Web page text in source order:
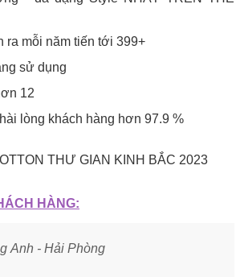
ra mỗi năm tiến tới 399+
sử dụng
12
lòng khách hàng hơn 97.9 %
THƯ GIAN KINH BẮC 2023
HÀNG:
Anh - Hải Phòng